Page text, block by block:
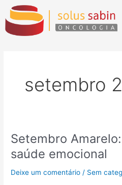
para
conteúdo
setembro
Setembro
saúde emocional
Deixe um comentário / Sem
Setembro
Amarelo:
cuide
de